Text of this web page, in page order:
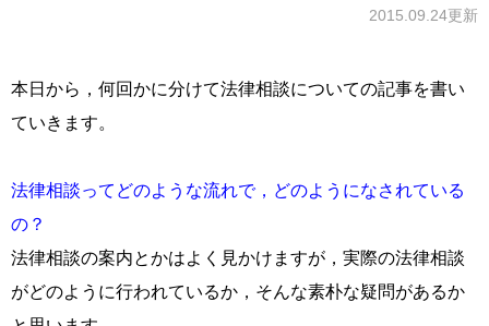
2015.09.24更新
本日から，何回かに分けて法律相談についての記事を書い
ていきます。
法律相談ってどのような流れで，どのようになされている
の？
法律相談の案内とかはよく見かけますが，実際の法律相談
がどのように行われているか，そんな素朴な疑問があるか